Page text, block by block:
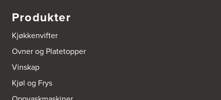
Bjerks Trevarefabrikk AS
4325 Sandnes
Bjørnådal AS
Nordahl Griegsgt 8
8624 Mo I Rana
Tel.:+47 751 53 000
Produkter
Kjøkkenvifter
Ovner og Platetopper
Vinskap
Kjøl og Frys